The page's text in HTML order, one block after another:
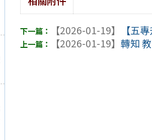
【2026-01-19】
【五
【2026-01-19】轉知